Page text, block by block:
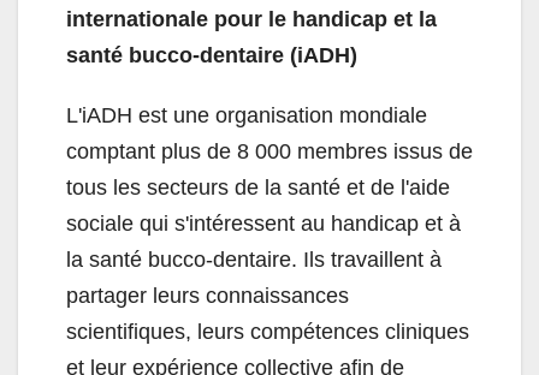
internationale pour le handicap et la
santé bucco-dentaire (iADH)
L'iADH est une organisation mondiale
comptant plus de 8 000 membres issus de
tous les secteurs de la santé et de l'aide
sociale qui s'intéressent au handicap et à
la santé bucco-dentaire. Ils travaillent à
partager leurs connaissances
scientifiques, leurs compétences cliniques
et leur expérience collective afin de